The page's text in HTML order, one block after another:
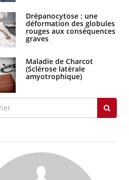
Drépanocytose : une
déformation des globules
rouges aux conséquences
graves
Maladie de Charcot
(Sclérose latérale
amyotrophique)